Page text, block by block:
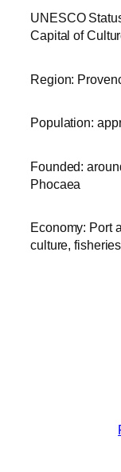
UNESCO
Capital of
Region:
Population:
Founded:
Phocaea
Economy: Port
culture, fisheries